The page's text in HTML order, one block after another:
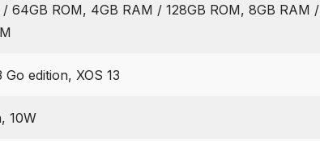
64GB ROM, 4GB RAM / 128GB ROM, 8GB RAM /
Go edition, XOS 13
10W